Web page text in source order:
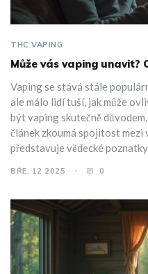
THC VAPING
Může vás vaping unavit?
Vaping se stává stále
ale málo lidí tuší, jak může
být vaping skutečně
článek zkoumá spojitost mezi
představuje vědecké
individuálních reakcí a jak se
BŘE, 12 2025 0